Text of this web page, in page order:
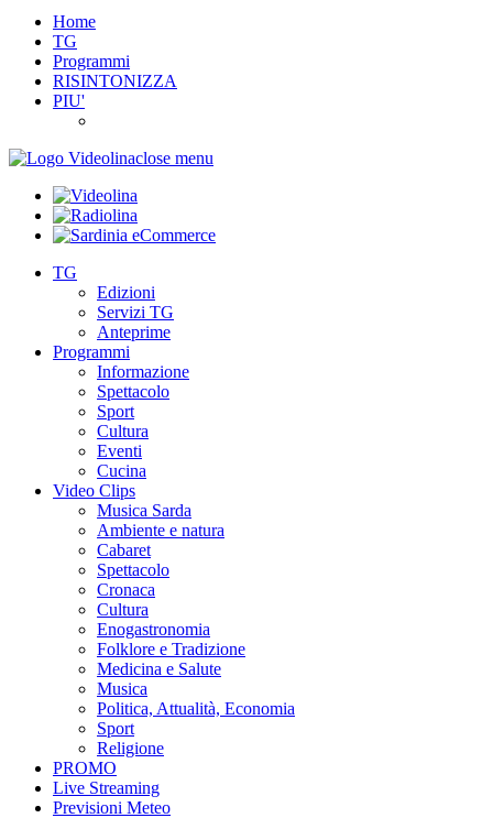
Home
TG
Programmi
RISINTONIZZA
PIU'
close menu
TG
Edizioni
Servizi TG
Anteprime
Programmi
Informazione
Spettacolo
Sport
Cultura
Eventi
Cucina
Video Clips
Musica Sarda
Ambiente e natura
Cabaret
Spettacolo
Cronaca
Cultura
Enogastronomia
Folklore e Tradizione
Medicina e Salute
Musica
Politica, Attualità, Economia
Sport
Religione
PROMO
Live Streaming
Previsioni Meteo